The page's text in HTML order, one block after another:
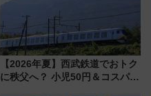
【2026年夏】西武鉄道でおトク
に秩父へ？ 小児50円＆コスパ最